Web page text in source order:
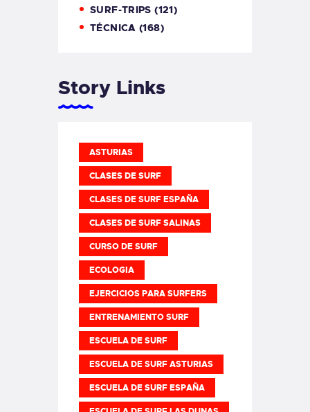
SURF-TRIPS (121)
TÉCNICA (168)
Story Links
ASTURIAS
CLASES DE SURF
CLASES DE SURF ESPAÑA
CLASES DE SURF SALINAS
CURSO DE SURF
ECOLOGIA
EJERCICIOS PARA SURFERS
ENTRENAMIENTO SURF
ESCUELA DE SURF
ESCUELA DE SURF ASTURIAS
ESCUELA DE SURF ESPAÑA